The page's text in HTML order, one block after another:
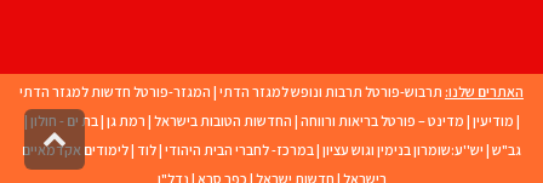
האתרים שלנו: תרבוש-פורטל תרבות ונופש למגזר הדתי | המגזר-פורטל חדשות למגזר הדתי
| מודיעין | מדינט – פורטל בריאות ורווחה | החדשות הטובות בישראל | רמת גן | בת ים - חולון |
גב"ש | יש''ע:שומרון בנימין וגוש עציון | במרכז- לחברי הבית היהודי |לוד |לימודים אקדמאיים
בישראל | חדשות ישראל | כפר סבא | נדל"ן